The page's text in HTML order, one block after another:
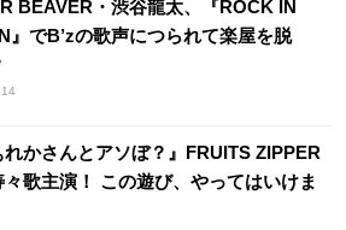
BEAVER・渋谷龍太、『ROCK IN
』でB’zの歌声につられて楽屋を脱
れかさんとアソぼ？』FRUITS ZIPPER
々歌主演！ この遊び、やってはいけま